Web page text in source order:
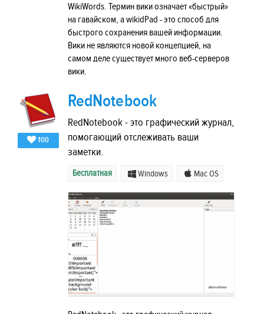
WikiWords. Термин вики означает «быстрый»
на гавайском, а wikidPad - это способ для
быстрого сохранения вашей информации.
Вики не являются новой концепцией, на
самом деле существует много веб-серверов
вики.
100
RedNotebook
RedNotebook - это графический журнал,
помогающий отслеживать ваши
заметки.
Бесплатная Windows Mac OS